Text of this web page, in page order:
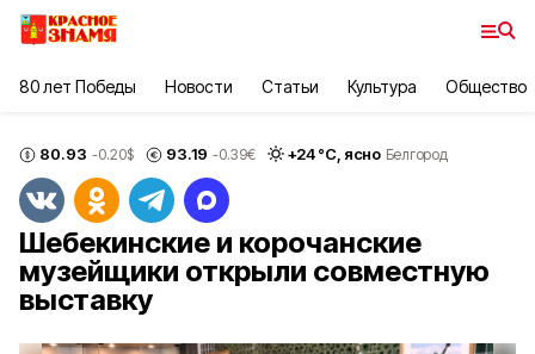
80 лет Победы Новости Статьи Культура Общество
80.93 -0.20$ 93.19 -0.39€ +24°С, ясно Белгород
Шебекинские и корочанские
музейщики открыли совместную
выставку